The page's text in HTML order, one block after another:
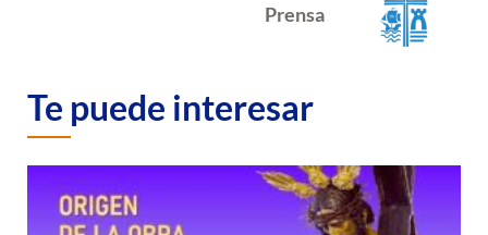
Prensa
Te puede interesar